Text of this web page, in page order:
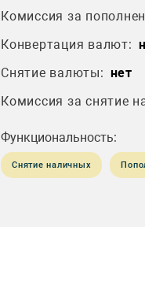
Комиссия за
Конвертация валют:
Снятие валюты: нет
Комиссия за снятие
Функциональность:
Снятие наличных